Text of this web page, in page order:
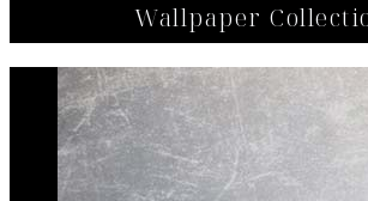
Wallpaper